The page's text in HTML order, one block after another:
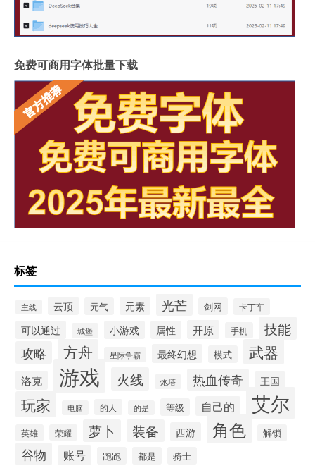
免费可商用字体批量下载
标签
主线 云顶 元气 元素 光芒 剑网 卡丁车
可以通过 城堡 小游戏 属性 开原 手机 技能
攻略 方舟 星际争霸 最终幻想 模式 武器
洛克 游戏 火线 炮塔 热血传奇 王国
玩家 电脑 的人 的是 等级 自己的 艾尔
英雄 荣耀 萝卜 装备 西游 角色 解锁
谷物 账号 跑跑 都是 骑士